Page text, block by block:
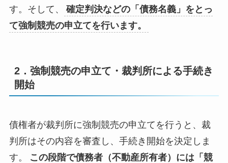
す。そして、
確定判決などの「債務名義」をとっ
て強制競売の申立てを行います。
2．強制競売の申立て・裁判所による手続き
開始
債権者が裁判所に強制競売の申立てを行うと、裁
判所はその内容を審査し、手続き開始を決定しま
す。
この段階で債務者（不動産所有者）には「競